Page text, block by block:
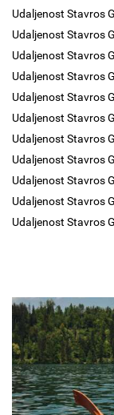
Udaljenost Stavros
Udaljenost Stavros
Udaljenost Stavros
Udaljenost Stavros
Udaljenost Stavros
Udaljenost Stavros
Udaljenost Stavros
Udaljenost Stavros
Udaljenost Stavros
Udaljenost Stavros
Udaljenost Stavros